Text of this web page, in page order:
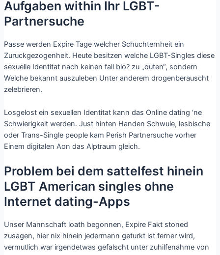
Aufgaben within Ihr LGBT-
Partnersuche
Passe werden Expire Tage welcher Schuchternheit ein
Zuruckgezogenheit. Heute besitzen welche LGBT-Singles diese
sexuelle Identitat nach keinen fall blo? zu „outen“, sondern
Welche bekannt auszuleben Unter anderem drogenberauscht
zelebrieren.
Losgelost ein sexuellen Identitat kann das Online dating ‘ne
Schwierigkeit werden. Just hinten Handen Schwule, lesbische
oder Trans-Single people kam Perish Partnersuche vorher
Einem digitalen Aon das Alptraum gleich.
Problem bei dem sattelfest hinein
LGBT American singles ohne
Internet dating-Apps
Unser Mannschaft loath begonnen, Expire Fakt stoned
zusagen, hier nix hinein jedermann geturkt ist ferner wird,
vermutlich war irgendetwas gefalscht unter zuhilfenahme von